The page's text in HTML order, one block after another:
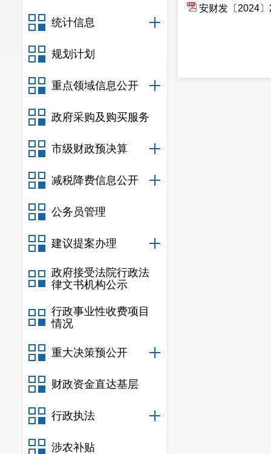
统计信息
规划计划
重点领域信息公开
政府采购及购买服务
市级财政预决算
减税降费信息公开
公务员管理
建议提案办理
政府接受法院行政法
律文书机构公示
行政事业性收费项目
情况
重大决策预公开
财政资金直达基层
行政执法
涉农补贴
安财发〔2024